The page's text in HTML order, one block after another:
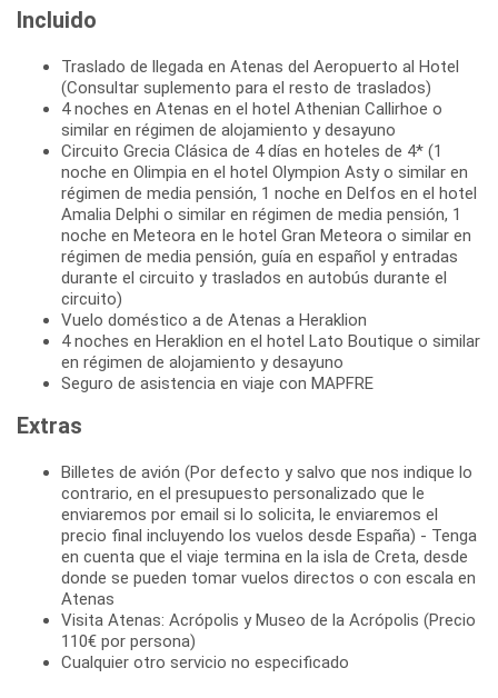
Incluido
Traslado de llegada en Atenas del Aeropuerto al Hotel
(Consultar suplemento para el resto de traslados)
4 noches en Atenas en el hotel Athenian Callirhoe o
similar en régimen de alojamiento y desayuno
Circuito Grecia Clásica de 4 días en hoteles de 4* (1
noche en Olimpia en el hotel Olympion Asty o similar en
régimen de media pensión, 1 noche en Delfos en el hotel
Amalia Delphi o similar en régimen de media pensión, 1
noche en Meteora en le hotel Gran Meteora o similar en
régimen de media pensión, guía en español y entradas
durante el circuito y traslados en autobús durante el
circuito)
Vuelo doméstico a de Atenas a Heraklion
4 noches en Heraklion en el hotel Lato Boutique o similar
en régimen de alojamiento y desayuno
Seguro de asistencia en viaje con MAPFRE
Extras
Billetes de avión (Por defecto y salvo que nos indique lo
contrario, en el presupuesto personalizado que le
enviaremos por email si lo solicita, le enviaremos el
precio final incluyendo los vuelos desde España) - Tenga
en cuenta que el viaje termina en la isla de Creta, desde
donde se pueden tomar vuelos directos o con escala en
Atenas
Visita Atenas: Acrópolis y Museo de la Acrópolis (Precio
110€ por persona)
Cualquier otro servicio no especificado